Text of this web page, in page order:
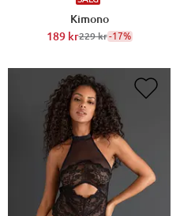
Kimono
189 kr229 kr-17%